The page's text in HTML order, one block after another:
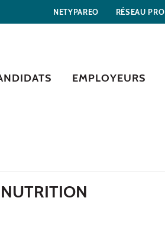
NETYPAREO RÉSEAU PRO
EMPLOYEURS